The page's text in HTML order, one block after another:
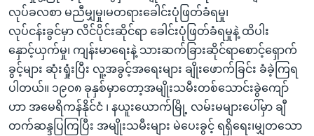
လုပ်ခလစာ မညီမျှမှု၊မတရားခေါင်းပုံဖြတ်ခံရမှု၊
လုပ်ငန်းခွင်မှာ လိင်ပိုင်းဆိုင်ရာ ခေါင်းပုံဖြတ်ခံရမှုနဲ့ ထိပါး
နှောင့်ယှက်မှု၊ ကျန်းမာရေးနဲ့ သားဆက်ခြားဆိုင်ရာစောင့်ရှောက်
ခွင့်များ ဆုံးရှုံးပြီး လူ့အခွင့်အရေးများ ချိုးဖောက်ခြင်း ခံခဲ့ကြရ
ပါတယ်။ ၁၉၀၈ ခုနှစ်မှာတော့အမျိုးသမီးတစ်သောင်းခွဲကျော်
ဟာ အမေရိကန်နိုင်ငံ ၊ နယူးယောက်မြို့ လမ်းမများပေါ်မှာ ချီ
တက်ဆန္ဒပြကြပြီး အမျိုးသမီးများ မဲပေးခွင့် ရရှိရေး၊မျှတသော